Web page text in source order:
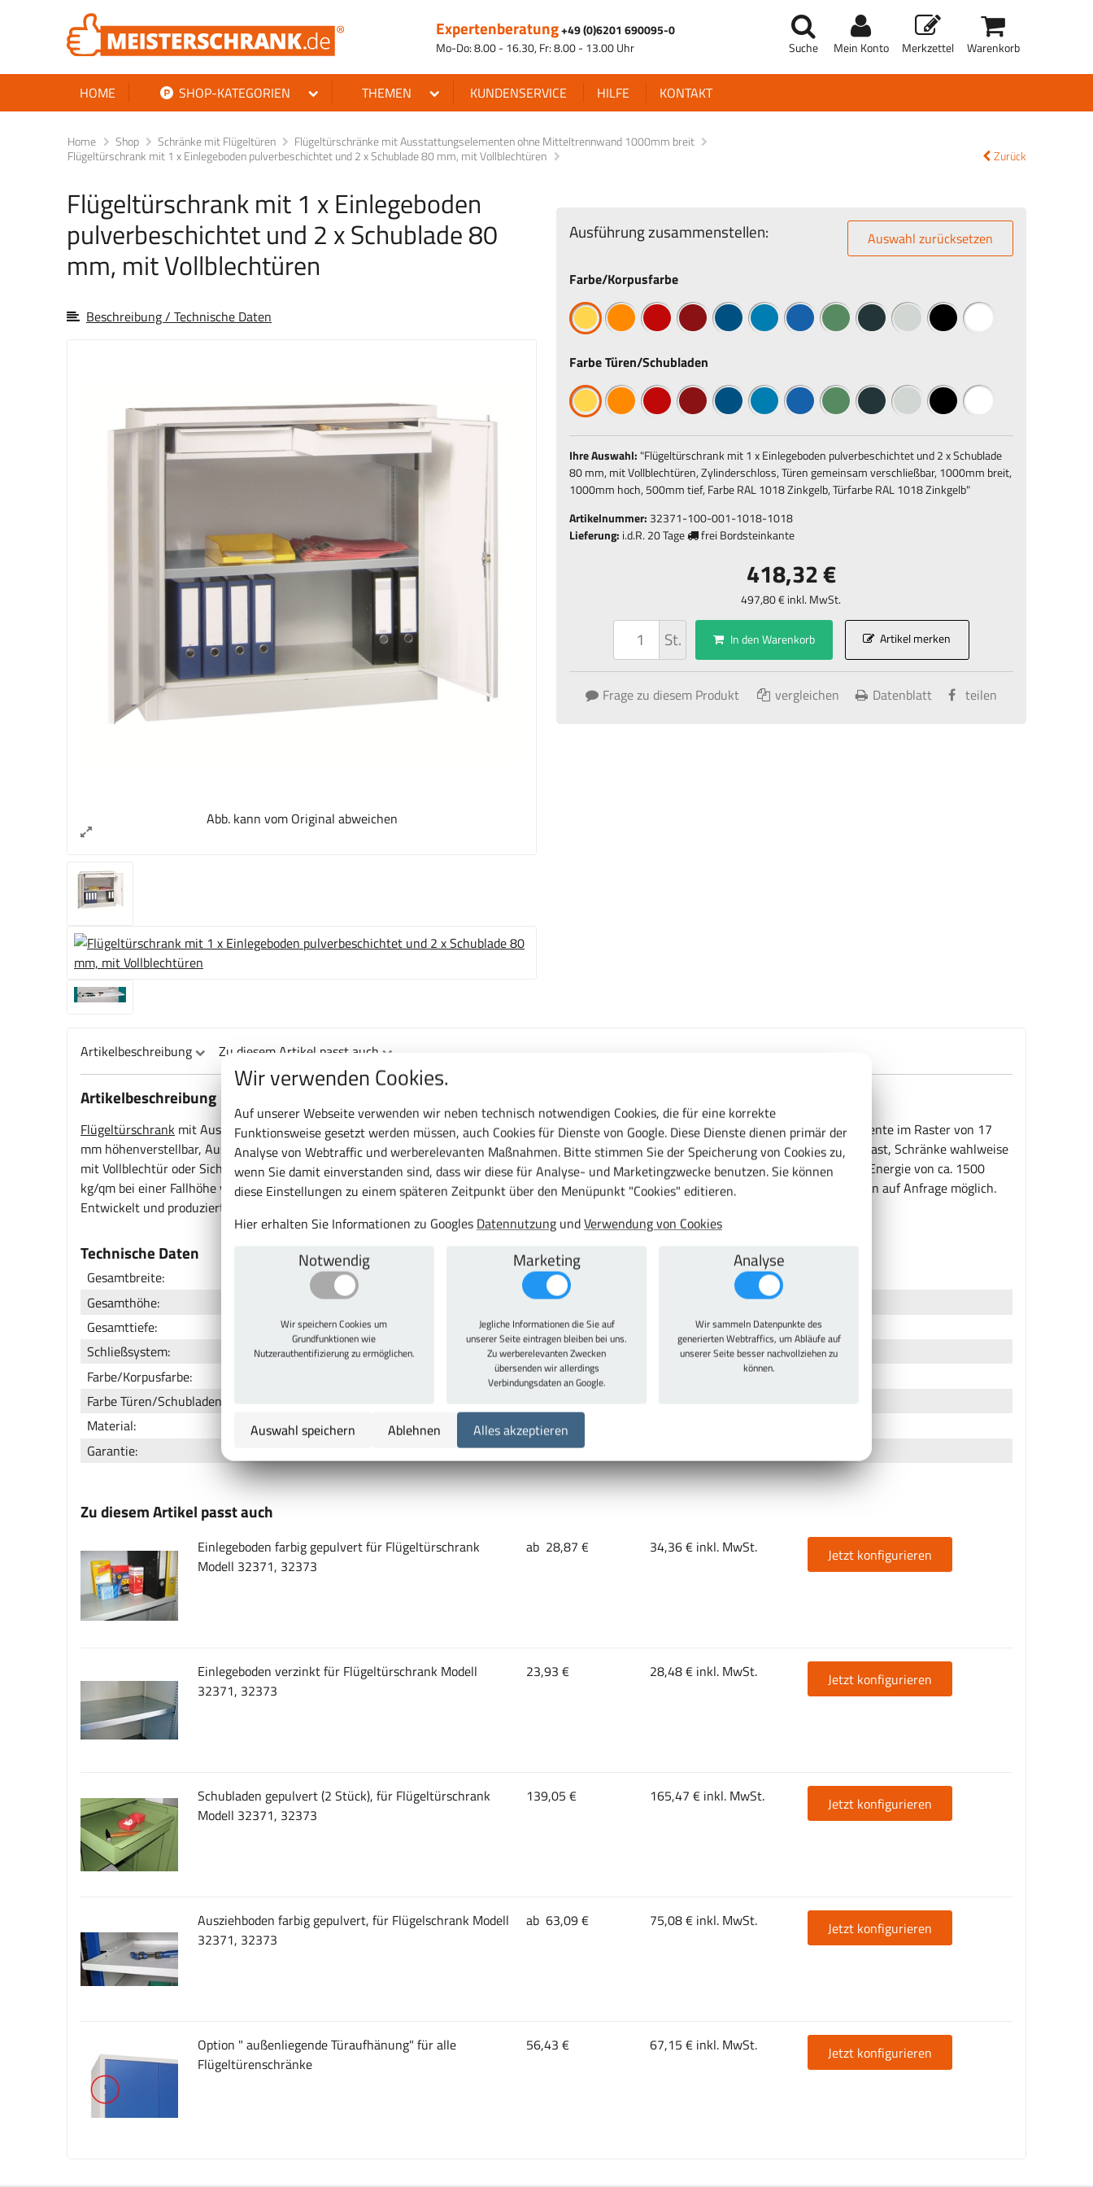
Expertenberatung+49 (0)6201 690095-0
Mo-Do: 8.00 - 16.30, Fr: 8.00 - 13.00 Uhr
Suche Mein Konto Merkzettel Warenkorb
HOME SHOP-KATEGORIEN THEMEN KUNDENSERVICE HILFE KONTAKT
Home Shop Schränke mit Flügeltüren
Flügeltürschränke mit Ausstattungselementen ohne Mitteltrennwand 1000mm breit
Flügeltürschrank mit 1 x Einlegeboden pulverbeschichtet und 2 x Schublade 80 mm, mit Vollblechtüren
Zurück
Flügeltürschrank mit 1 x Einlegeboden
pulverbeschichtet und 2 x Schublade 80
mm, mit Vollblechtüren
Beschreibung / Technische Daten
Abb. kann vom Original abweichen
Ausführung zusammenstellen: Auswahl zurücksetzen
Farbe/Korpusfarbe
Farbe Türen/Schubladen
Ihre Auswahl: "Flügeltürschrank mit 1 x Einlegeboden pulverbeschichtet und 2 x Schublade
80 mm, mit Vollblechtüren, Zylinderschloss, Türen gemeinsam verschließbar, 1000mm breit,
1000mm hoch, 500mm tief, Farbe RAL 1018 Zinkgelb, Türfarbe RAL 1018 Zinkgelb"
Artikelnummer: 32371-100-001-1018-1018
Lieferung: i.d.R. 20 Tage frei Bordsteinkante
418,32 €
497,80 € inkl. MwSt.
St. In den Warenkorb Artikel merken
Frage zu diesem Produkt vergleichen Datenblatt teilen
Artikelbeschreibung Zu diesem Artikel passt auch
Artikelbeschreibung
Flügeltürschrank mit Ausstattungselementen und Vollblechtüren, 2 Schubladen und 1 Einlegeboden pulverbeschichtet, alle Ausstattungselemente im Raster von 17
mm höhenverstellbar, Ausziehböden und Schubladen mit 15 kg belastbar, Einlegeböden mit 80 kg belastbar jeweils bei gleichmäßig verteilter Last, Schränke wahlweise
mit Vollblechtür oder Sichtfenstertür, Sichtfenster aus bruchsicherem Plexiglas® (die Schlagzähigkeit der Scheibe von 15 kJ/qm entspricht der Energie von ca. 1500
kg/qm bei einer Fallhöhe von 1 m), Türen mit Verstärkungstaschen, gemeinsam durchZylinderschlossverschließbar, Weitere Farbkombinationen auf Anfrage möglich.
Entwickelt und produziert ausschließlich "Made in Germany", -10 Jahre Garantie- TÜV Rheinland zertifiziert.
Technische Daten
Gesamtbreite:
Gesamthöhe:
Gesamttiefe:
500 mm
Schließsystem:
Zylinderschloss, Türen gemeinsam verschließbar
Farbe/Korpusfarbe:
RAL 1018 Zinkgelb
Farbe Türen/Schubladen:
Material:
Stahl
Garantie:
10 Jahre
Zu diesem Artikel passt auch
Einlegeboden farbig gepulvert für Flügeltürschrank
Modell 32371, 32373
ab 28,87 € 34,36 € inkl. MwSt. Jetzt konfigurieren
Einlegeboden verzinkt für Flügeltürschrank Modell
32371, 32373
23,93 € 28,48 € inkl. MwSt. Jetzt konfigurieren
Schubladen gepulvert (2 Stück), für Flügeltürschrank
Modell 32371, 32373
139,05 € 165,47 € inkl. MwSt. Jetzt konfigurieren
Ausziehboden farbig gepulvert, für Flügelschrank Modell
32371, 32373
ab 63,09 € 75,08 € inkl. MwSt. Jetzt konfigurieren
Option " außenliegende Türaufhänung" für alle
Flügeltürenschränke
56,43 € 67,15 € inkl. MwSt. Jetzt konfigurieren
Wir verwenden Cookies.
Auf unserer Webseite verwenden wir neben technisch notwendigen Cookies, die für eine korrekte
Funktionsweise gesetzt werden müssen, auch Cookies für Dienste von Google. Diese Dienste dienen primär der
Analyse von Webtraffic und werberelevanten Maßnahmen. Bitte stimmen Sie der Speicherung von Cookies zu,
wenn Sie damit einverstanden sind, dass wir diese für Analyse- und Marketingzwecke benutzen. Sie können
diese Einstellungen zu einem späteren Zeitpunkt über den Menüpunkt "Cookies" editieren.
Hier erhalten Sie Informationen zu Googles Datennutzung undVerwendung von Cookies
Notwendig
Wir speichern Cookies um
Grundfunktionen wie
Nutzerauthentifizierung zu ermöglichen.
Marketing
Jegliche Informationen die Sie auf
unserer Seite eintragen bleiben bei uns.
Zu werberelevanten Zwecken
übersenden wir allerdings
Verbindungsdaten an Google.
Analyse
Wir sammeln Datenpunkte des
generierten Webtraffics, um Abläufe auf
unserer Seite besser nachvollziehen zu
können.
Auswahl speichern Ablehnen Alles akzeptieren